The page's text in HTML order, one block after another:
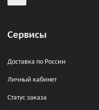
Сервисы
Доставка по России
Личный кабинет
Статус заказа